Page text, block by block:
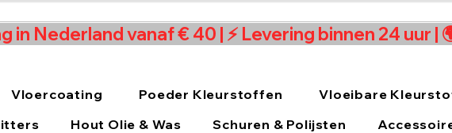
in Nederland vanaf € 40 | ⚡ Levering binnen 24 uur |
Vloercoating Poeder Kleurstoffen
Vloeibare
Hout Olie & Was Schuren & Polijsten